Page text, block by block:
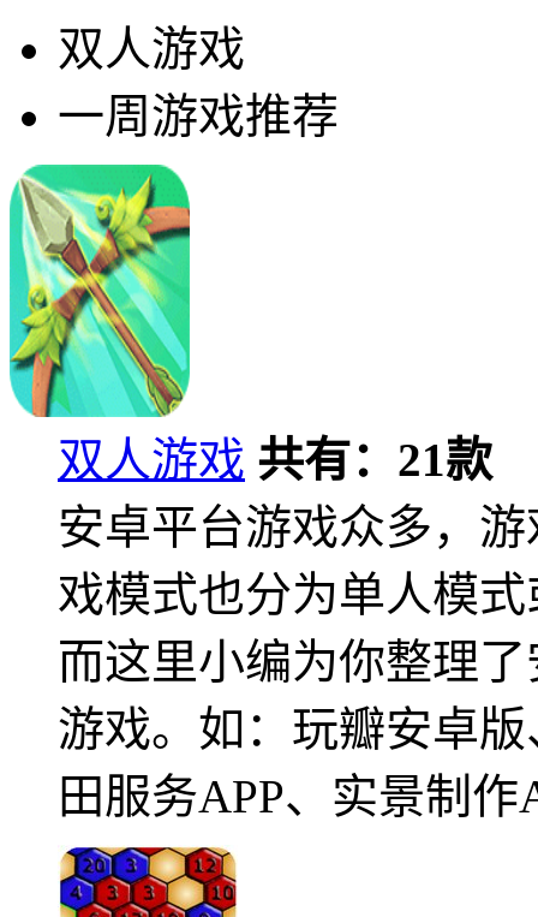
双人游戏
一周游戏推荐
双人游戏 共有： 21款
安卓平台游戏众多，
戏模式也分为单人模
而这里小编为你整理
游戏。如：玩瓣安卓
田服务APP、实景制作